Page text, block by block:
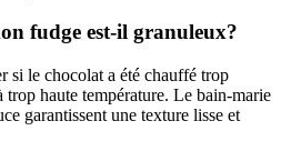
fudge est-il granuleux?
si le chocolat a été chauffé trop
trop haute température. Le bain-marie
garantissent une texture lisse et